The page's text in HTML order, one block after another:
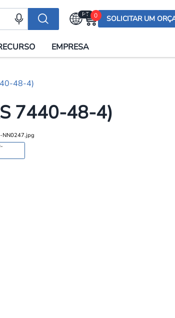
PT
English (US)
Deutsch
Français
0 SOLICITAR UM
EMPRESA
48-4)
7440-48-4)